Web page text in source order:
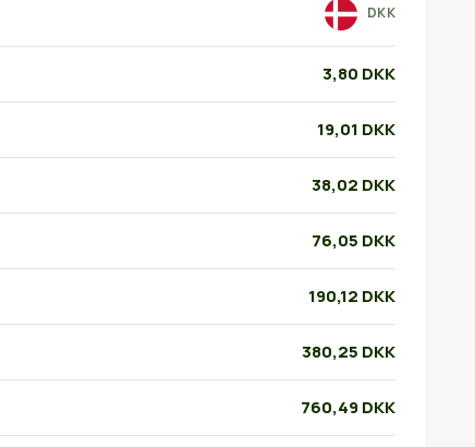
DKK
3,80 DKK
19,01 DKK
38,02 DKK
76,05 DKK
190,12 DKK
380,25 DKK
760,49 DKK